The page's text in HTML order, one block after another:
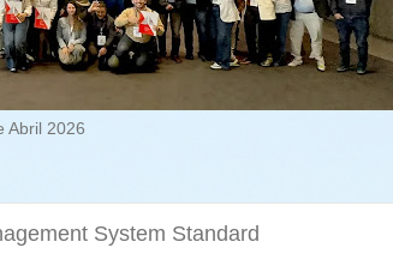
Abril 2026
System Standard